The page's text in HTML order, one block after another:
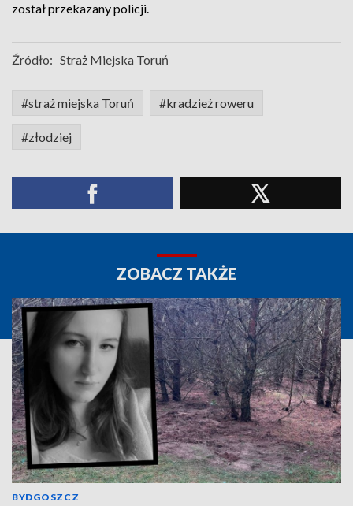
został przekazany policji.
Źródło: Straż Miejska Toruń
#straż miejska Toruń #kradzież roweru
#złodziej
ZOBACZ TAKŻE
BYDGOSZCZ